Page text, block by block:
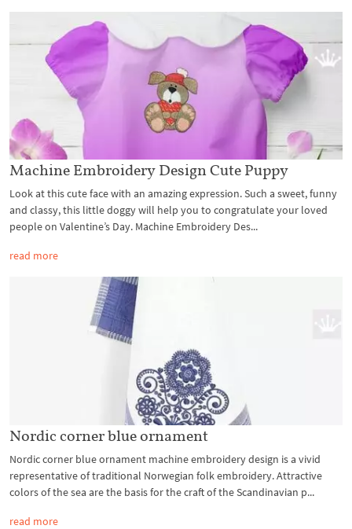
Machine Embroidery Design Cute Puppy
Look at this cute face with an amazing expression. Such a sweet, funny
and classy, this little doggy will help you to congratulate your loved
people on Valentine’s Day. Machine Embroidery Des...
read more
Nordic corner blue ornament
Nordic corner blue ornament machine embroidery design is a vivid
representative of traditional Norwegian folk embroidery. Attractive
colors of the sea are the basis for the craft of the Scandinavian p...
read more